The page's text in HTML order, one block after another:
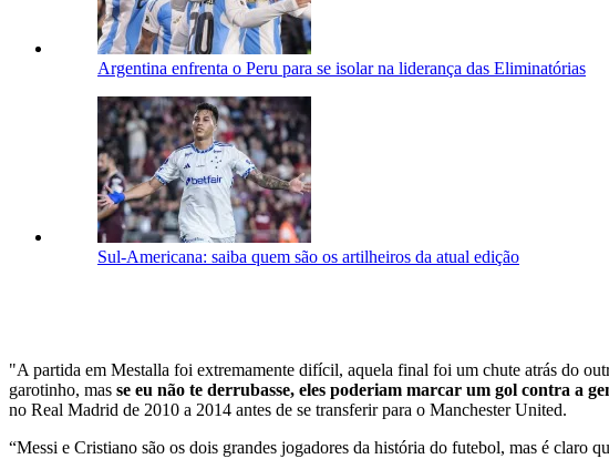
Argentina enfrenta o Peru para se isolar na liderança das Eliminatórias
Sul-Americana: saiba quem são os artilheiros da atual edição
"A partida em Mestalla foi extremamente difícil, aquela final foi um chute atrás do
garotinho, mas se eu não te derrubasse, eles poderiam marcar um gol contra a
no Real Madrid de 2010 a 2014 antes de se transferir para o Manchester United.
“Messi e Cristiano são os dois grandes jogadores da história do futebol, mas é claro